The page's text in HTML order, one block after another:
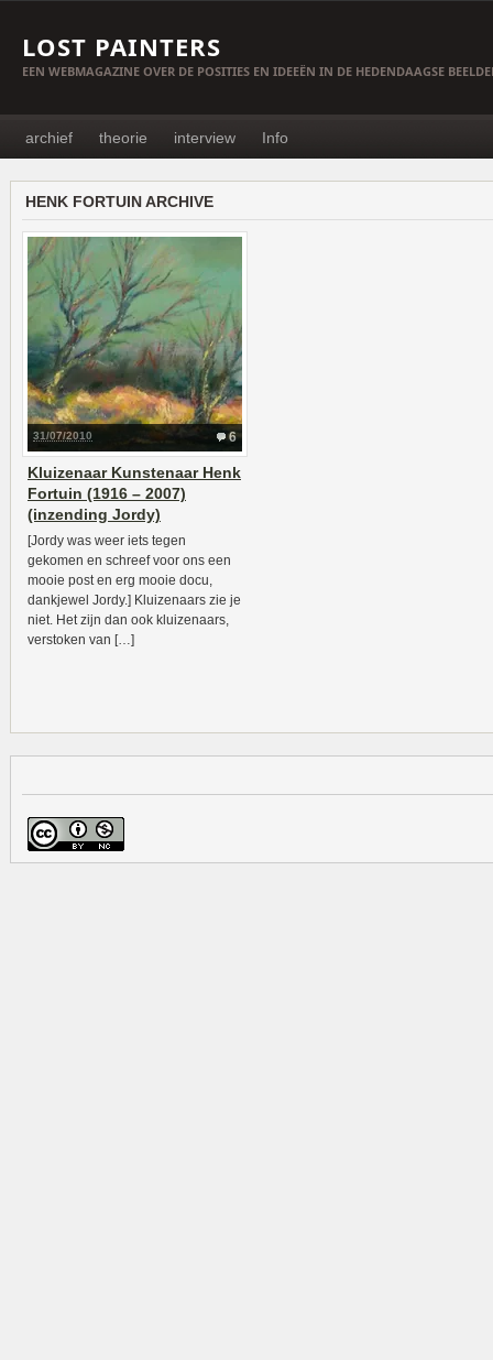
LOST PAINTERS
EEN WEBMAGAZINE OVER DE POSITIES EN IDEEËN IN DE HEDENDAAGSE
archief theorie interview Info
HENK FORTUIN ARCHIVE
6
31/07/2010
Kluizenaar Kunstenaar Henk
Fortuin (1916 – 2007)
(inzending Jordy)
[Jordy was weer iets tegen
gekomen en schreef voor ons een
mooie post en erg mooie docu,
dankjewel Jordy.] Kluizenaars zie je
niet. Het zijn dan ook kluizenaars,
verstoken van […]